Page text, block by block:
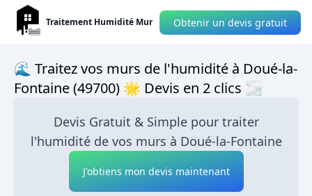
Traitement Humidité Mur Obtenir un devis gratuit
🌊 Traitez vos murs de l'humidité à Doué-la-
Fontaine (49700) 🌟 Devis en 2 clics 🌫
Devis Gratuit & Simple pour traiter
l'humidité de vos murs à Doué-la-Fontaine
J'obtiens mon devis maintenant